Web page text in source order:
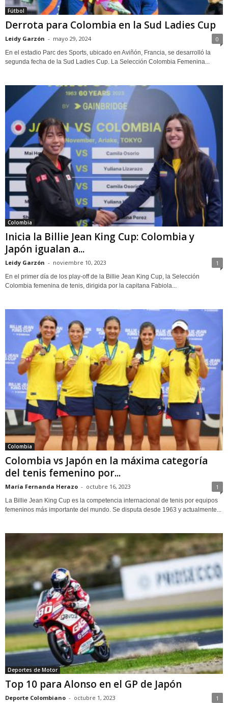
Fútbol
Derrota para Colombia en la Sud Ladies Cup
Leidy Garzón - mayo 29, 2024 0
En el estadio Parc des Sports, ubicado en Aviñón, Francia, se desarrolló la
segunda fecha de la Sud Ladies Cup. La Selección Colombia Femenina...
Colombia
Inicia la Billie Jean King Cup: Colombia y
Japón igualan a...
Leidy Garzón - noviembre 10, 2023 1
En el primer día de los play-off de la Billie Jean King Cup, la Selección
Colombia femenina de tenis, dirigida por la capitana Fabiola...
Colombia
Colombia vs Japón en la máxima categoría
del tenis femenino por...
María Fernanda Herazo - octubre 16, 2023 1
La Billie Jean King Cup es la competencia internacional de tenis por equipos
femeninos más importante del mundo. Se disputa desde 1963 y actualmente...
Deportes de Motor
Top 10 para Alonso en el GP de Japón
Deporte Colombiano - octubre 1, 2023 1